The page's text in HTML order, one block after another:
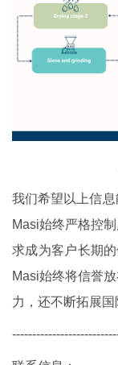
我们希望以上信息
Masi始终严格控
求成为客户长期的
Masi始终将信誉
力，还不断拓展国